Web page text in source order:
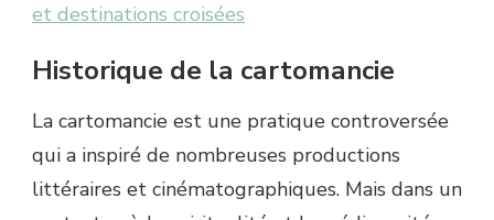
et destinations croisées
Historique de la cartomancie
La cartomancie est une pratique controversée
qui a inspiré de nombreuses productions
littéraires et cinématographiques. Mais dans un